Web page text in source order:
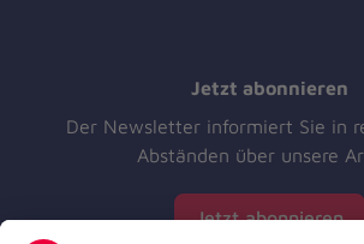
Jetzt abonnieren
Der Newsletter informiert Sie in
Abständen über unsere
Jetzt abonnieren